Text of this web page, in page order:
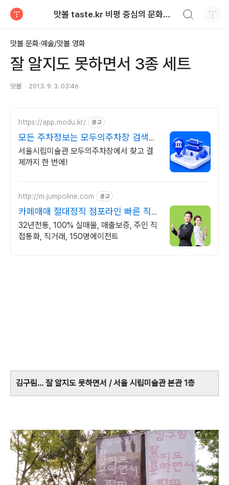
맛볼 taste.kr 비평 중심의 문화적 기호 · 맛 · 향기 리뷰
맛볼 문화·예술/맛볼 영화
잘 알지도 못하면서 3종 세트
맛볼 2013. 9. 3. 03:46
https://app.modu.kr/ 광고
모든 주차정보는 모두의주차장 검색부
터 결제까지 한번에!
서울시립미술관 모두의주차장에서 찾고 결
제까지 한 번에!
http://m.jumpoline.com 광고
카페매매 절대정직 점포라인 빠른 직거
래 & 안전중개거래
32년전통, 100% 실매물, 매출보증, 주인 직
접통화, 직거래, 150명에이전트
김구림... 잘 알지도 못하면서 / 서울 시립미술관 본관 1층